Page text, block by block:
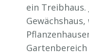
ein Treibhaus.
Gartenbereich